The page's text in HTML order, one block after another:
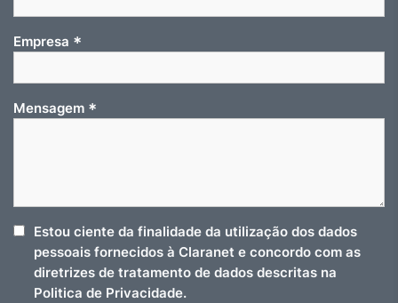
Empresa *
Mensagem *
Estou ciente da finalidade da utilização dos dados
pessoais fornecidos à Claranet e concordo com as
diretrizes de tratamento de dados descritas na
Politica de Privacidade.